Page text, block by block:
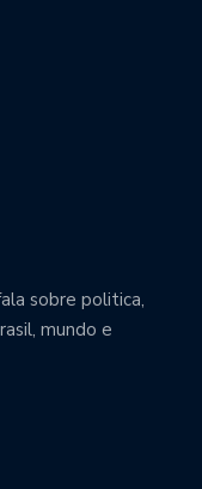
sobre politica,
mundo e